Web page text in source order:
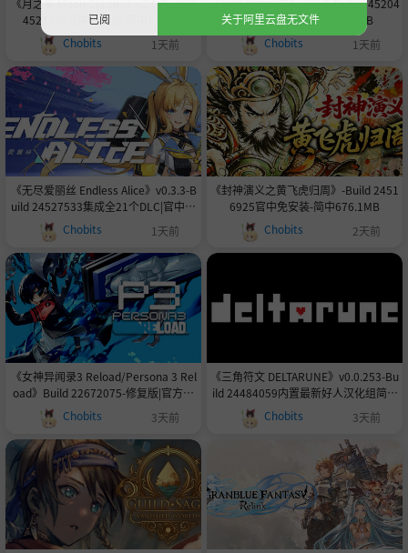
4527570官中免安装-简中11.8GB
Chobits
1天前
69官中免安装-简中721.3MB
Chobits
1天前
《无尽爱丽丝 Endless Alice》v0.3.3-B
uild 24527533集成全21个DLC|官中免
安装-简中|容量7.4GB
Chobits 1天前
《封神演义之黄飞虎归周》-Build 2451
6925官中免安装-简中676.1MB
Chobits
2天前
《女神异闻录3 Reload/Persona 3 Rel
oad》Build 22672075-修复版|官方简
体中文|支持键盘.鼠标.手柄|容量20GB
Chobits 3天前
《三角符文 DELTARUNE》v0.0.253-Bu
ild 24484059内置最新好人汉化组简中
汉化1.5GB
Chobits 3天前
已阅
关于阿里云盘无文件